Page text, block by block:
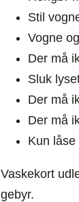
Stil
Vogne
Der må
Sluk
Der må
Der må
Kun
Vaskekort
gebyr.